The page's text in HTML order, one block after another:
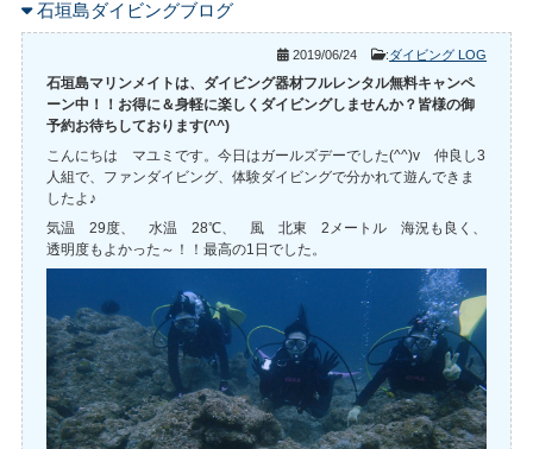
石垣島ダイビングブログ
2019/06/24 :ダイビング LOG
石垣島マリンメイトは、ダイビング器材フルレンタル無料キャンペ
ーン中！！お得に＆身軽に楽しくダイビングしませんか？皆様の御
予約お待ちしております(^^)
こんにちは マユミです。今日はガールズデーでした(^^)v 仲良し3
人組で、ファンダイビング、体験ダイビングで分かれて遊んできま
したよ♪
気温 29度、 水温 28℃、 風 北東 2メートル 海況も良く、
透明度もよかった～！！最高の1日でした。